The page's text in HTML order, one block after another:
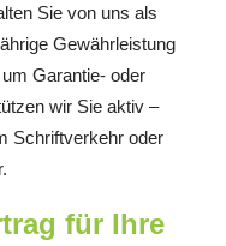
Sie von uns als
Gewährleistung
Garantie- oder
wir Sie aktiv –
Schriftverkehr oder
für Ihre